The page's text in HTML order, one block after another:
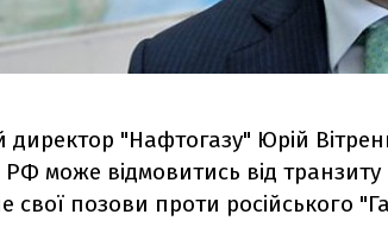
"Нафтогазу" Юрій
може відмовитись від транзиту
свої позови проти російського